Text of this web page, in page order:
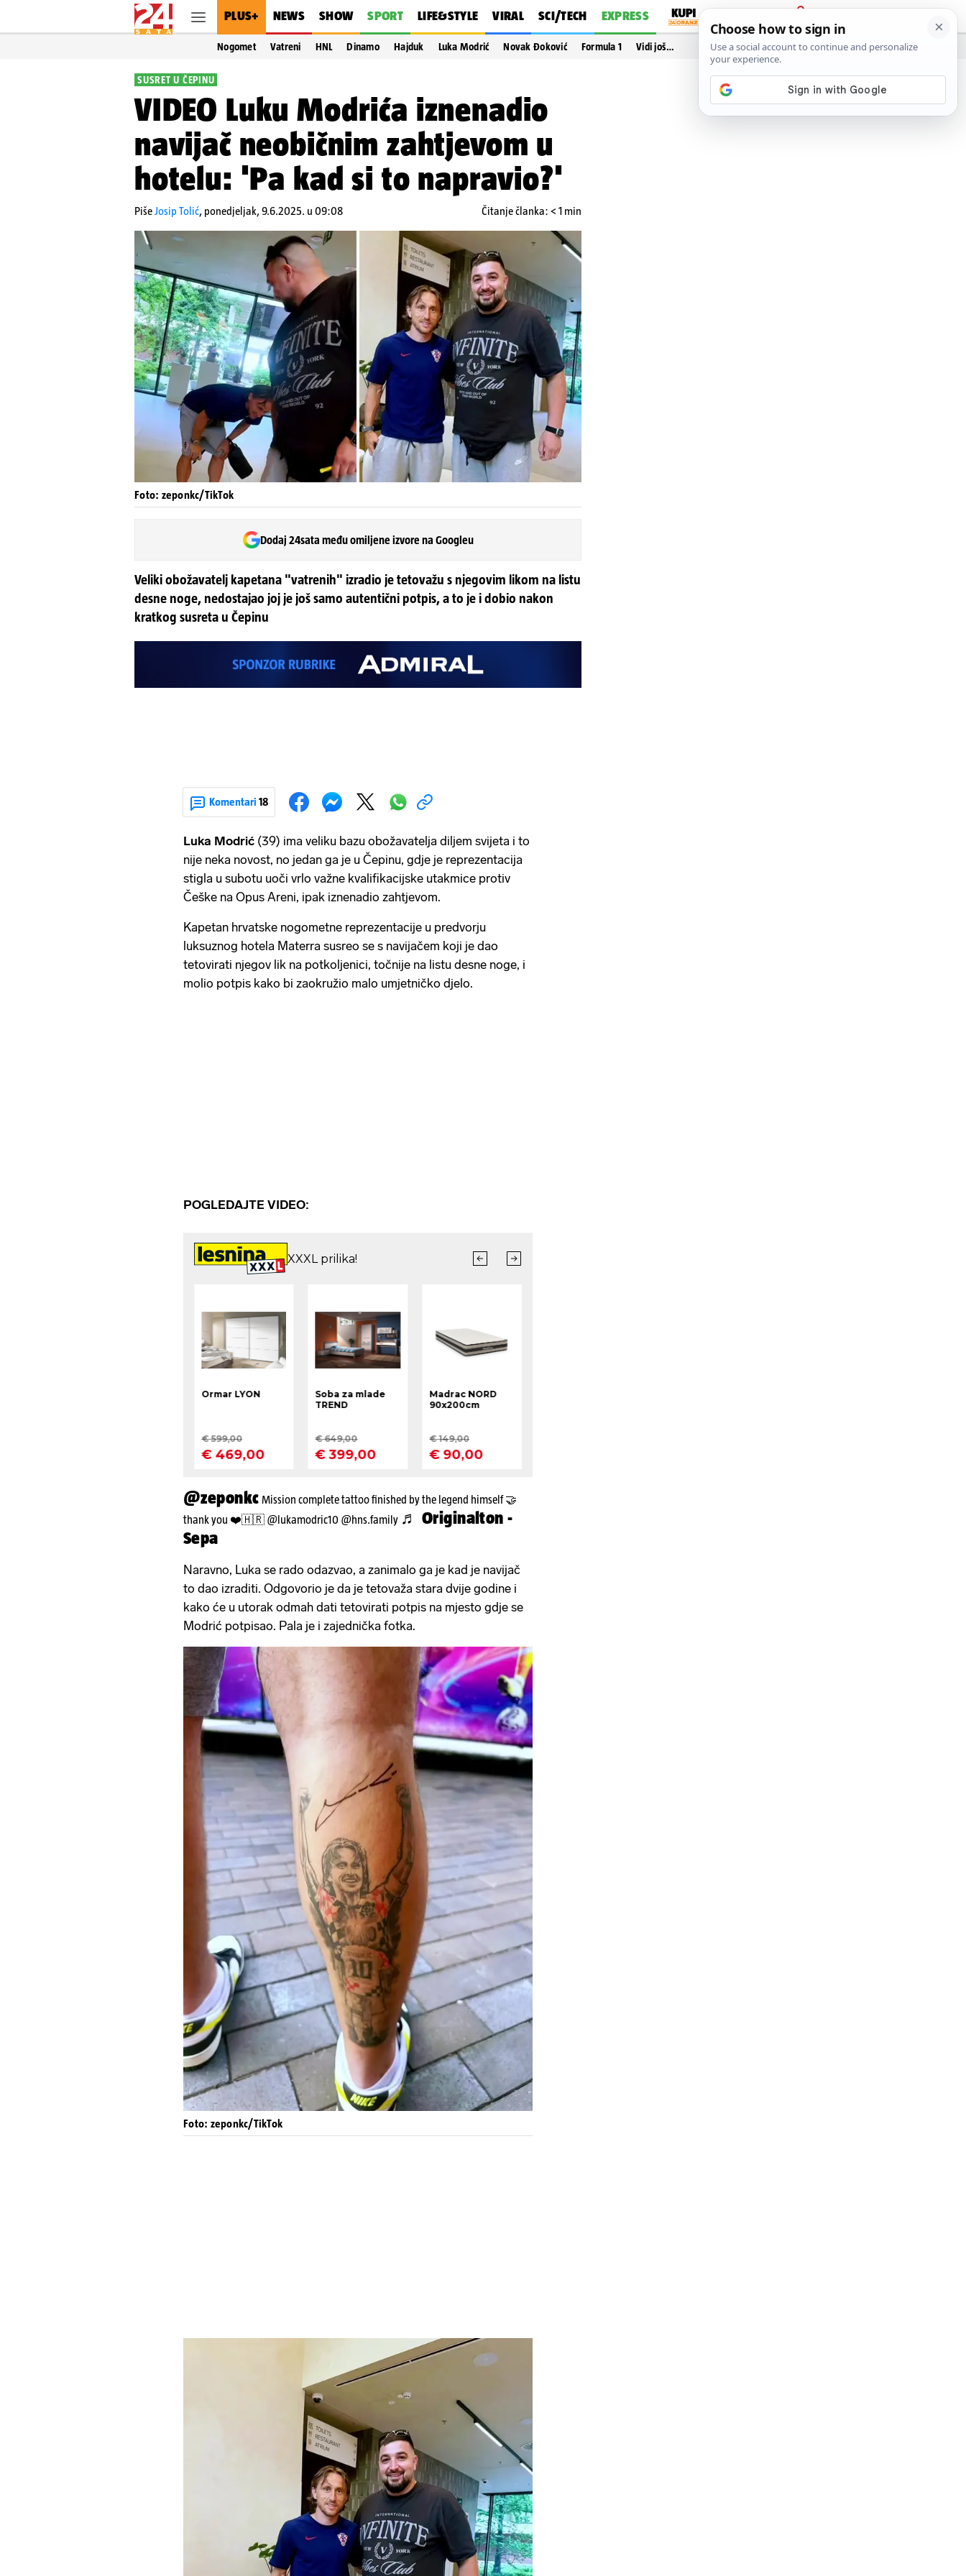
PLUS+ NEWS SHOW SPORT LIFE&STYLE VIRAL SCI/TECH EXPRESS
PRIJAVA
Nogomet Vatreni HNL Dinamo Hajduk Luka Modrić Novak Đoković Formula 1 Vidi još…
SUSRET U ČEPINU
VIDEO Luku Modrića iznenadio
navijač neobičnim zahtjevom u
hotelu: 'Pa kad si to napravio?'
PišeJosip Tolić, ponedjeljak, 9.6.2025. u 09:08 Čitanje članka: < 1 min
Foto: zeponkc/TikTok
Dodaj 24sata među omiljene izvore na Googleu
Veliki obožavatelj kapetana "vatrenih" izradio je tetovažu s njegovim likom na listu
desne noge, nedostajao joj je još samo autentični potpis, a to je i dobio nakon
kratkog susreta u Čepinu
Komentari 18
Luka Modrić (39) ima veliku bazu obožavatelja diljem svijeta i to
nije neka novost, no jedan ga je u Čepinu, gdje je reprezentacija
stigla u subotu uoči vrlo važne kvalifikacijske utakmice protiv
Češke na Opus Areni, ipak iznenadio zahtjevom.
Kapetan hrvatske nogometne reprezentacije u predvorju
luksuznog hotela Materra susreo se s navijačem koji je dao
tetovirati njegov lik na potkoljenici, točnije na listu desne noge, i
molio potpis kako bi zaokružio malo umjetničko djelo.
POGLEDAJTE VIDEO:
@zeponkc Mission complete tattoo finished by the legend himself 🤝
thank you ❤️🇭🇷 @lukamodric10 @hns.family ♬ Originalton -
Sepa
Naravno, Luka se rado odazvao, a zanimalo ga je kad je navijač
to dao izraditi. Odgovorio je da je tetovaža stara dvije godine i
kako će u utorak odmah dati tetovirati potpis na mjesto gdje se
Modrić potpisao. Pala je i zajednička fotka.
Foto: zeponkc/TikTok